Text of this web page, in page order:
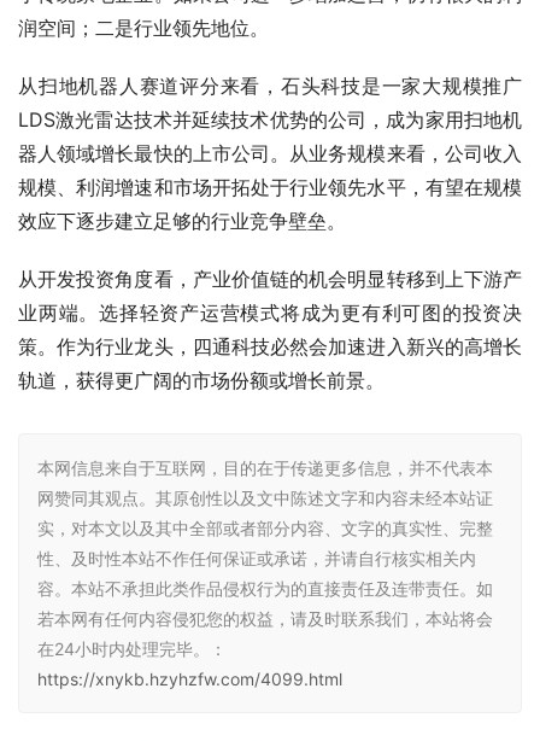
润空间；二是行业领先地位。
从扫地机器人赛道评分来看，石头科技是一家大规模推广
LDS激光雷达技术并延续技术优势的公司，成为家用扫地机
器人领域增长最快的上市公司。从业务规模来看，公司收入
规模、利润增速和市场开拓处于行业领先水平，有望在规模
效应下逐步建立足够的行业竞争壁垒。
从开发投资角度看，产业价值链的机会明显转移到上下游产
业两端。选择轻资产运营模式将成为更有利可图的投资决
策。作为行业龙头，四通科技必然会加速进入新兴的高增长
轨道，获得更广阔的市场份额或增长前景。
本网信息来自于互联网，目的在于传递更多信息，并不代表本
网赞同其观点。其原创性以及文中陈述文字和内容未经本站证
实，对本文以及其中全部或者部分内容、文字的真实性、完整
性、及时性本站不作任何保证或承诺，并请自行核实相关内
容。本站不承担此类作品侵权行为的直接责任及连带责任。如
若本网有任何内容侵犯您的权益，请及时联系我们，本站将会
在24小时内处理完毕。：
https://xnykb.hzyhzfw.com/4099.html